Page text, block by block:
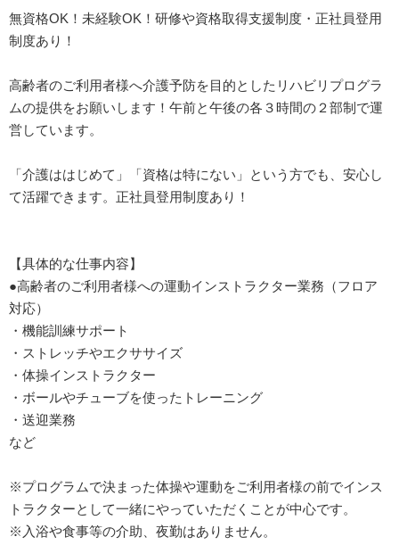
無資格OK！未経験OK！研修や資格取得支援制度・正社員登用
制度あり！
高齢者のご利用者様へ介護予防を目的としたリハビリプログラ
ムの提供をお願いします！午前と午後の各３時間の２部制で運
営しています。
「介護ははじめて」「資格は特にない」という方でも、安心し
て活躍できます。正社員登用制度あり！
【具体的な仕事内容】
●高齢者のご利用者様への運動インストラクター業務（フロア
対応）
・機能訓練サポート
・ストレッチやエクササイズ
・体操インストラクター
・ボールやチューブを使ったトレーニング
・送迎業務
など
※プログラムで決まった体操や運動をご利用者様の前でインス
トラクターとして一緒にやっていただくことが中心です。
※入浴や食事等の介助、夜勤はありません。